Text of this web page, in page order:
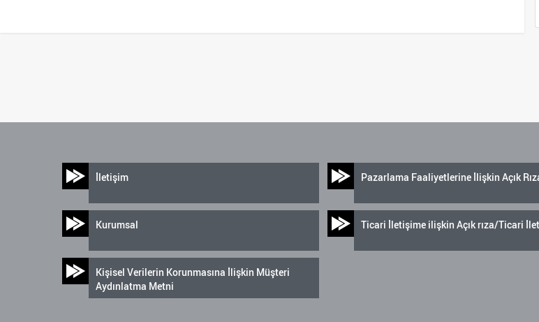
İletişim
Kurumsal
Kişisel Verilerin Korunmasına İlişkin Müşteri
Aydınlatma Metni
Pazarlama Faaliyetlerine İlişkin Açık
Ticari İletişime ilişkin Açık rıza/Ticari